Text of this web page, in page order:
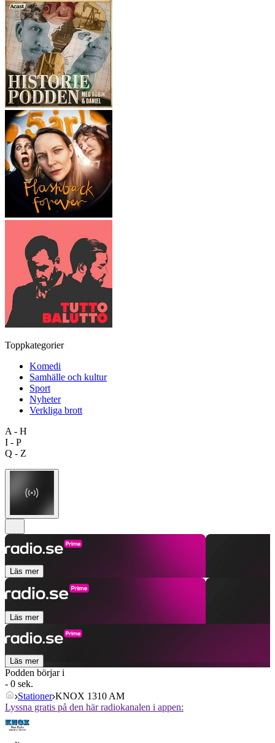
Toppkategorier
Komedi
Samhälle och kultur
Sport
Nyheter
Verkliga brott
A - H
I - P
Q - Z
Läs mer
Läs mer
Läs mer
Podden börjar i
- 0 sek.
Stationer KNOX 1310 AM
Lyssna gratis på den här radiokanalen i appen: